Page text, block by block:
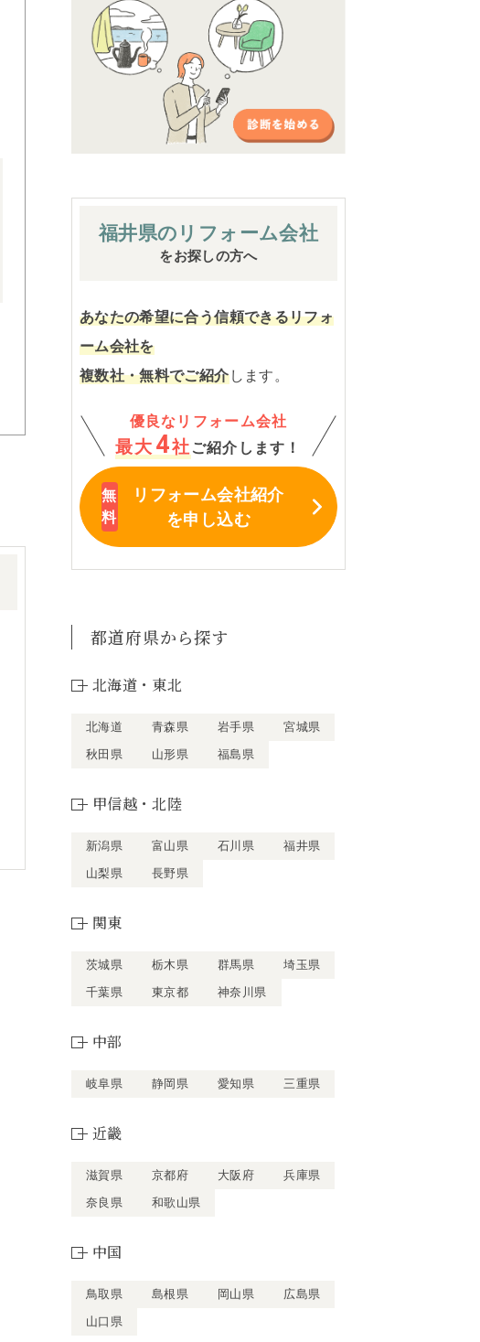
福井県の リフォーム会社
をお探しの方へ
あなたの希望に合う信頼できるリフォ
ーム会社を
複数社・無料でご紹介します。
優良なリフォーム会社
最大 4社 ご紹介します！
リフォーム会社紹介
を申し込む
都道府県から探す
北海道・東北
北海道 青森県 岩手県
宮城県
秋田県
山形県 福島県
甲信越・北陸
新潟県 富山県 石川県
福井県
山梨県
長野県
関東
茨城県 栃木県 群馬県
埼玉県
千葉県
東京都 神奈川県
中部
岐阜県 静岡県 愛知県 三重県
近畿
滋賀県 京都府 大阪府
兵庫県
奈良県
和歌山県
中国
鳥取県 島根県 岡山県
広島県
山口県